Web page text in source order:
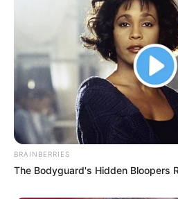
Ende: 09.08.2026 20:00 Uhr
Weitere Informationen:
Jazz - Eat and Talk im
Das Karsten Vorwerk Trio
Artsalon N18. Gemeinsam
Schlagzeuger Willy Ketzer
Bassisten Jens Foltynowicz
der weit mehr ist als ein
BRAINBERRIES
The Bodyguard's Hidden Bloopers